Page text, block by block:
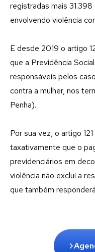
registradas mais
envolvendo violência
E desde 2019 o artigo
que a Previdência
responsáveis pelos
contra a mulher, nos
Penha).
Por sua vez, o artigo
taxativamente que o
previdenciários em
violência não exclui a
que também